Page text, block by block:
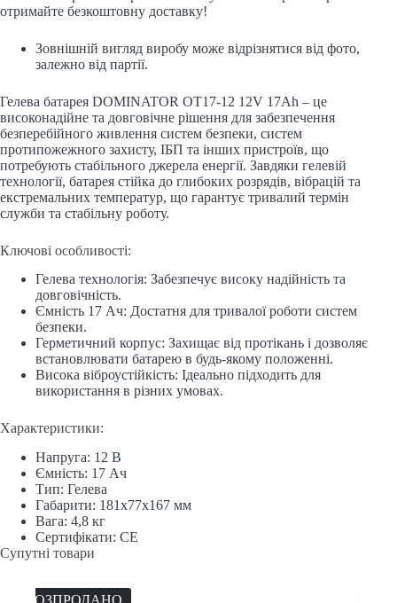
отримайте безкоштовну доставку!
Зовнішній вигляд виробу може відрізнятися від фото,
залежно від партії.
Гелева батарея DOMINATOR OT17-12 12V 17Ah – це
високонадійне та довговічне рішення для забезпечення
безперебійного живлення систем безпеки, систем
протипожежного захисту, ІБП та інших пристроїв, що
потребують стабільного джерела енергії. Завдяки гелевій
технології, батарея стійка до глибоких розрядів, вібрацій та
екстремальних температур, що гарантує тривалий термін
служби та стабільну роботу.
Ключові особливості:
Гелева технологія: Забезпечує високу надійність та
довговічність.
Ємність 17 Ач: Достатня для тривалої роботи систем
безпеки.
Герметичний корпус: Захищає від протікань і дозволяє
встановлювати батарею в будь-якому положенні.
Висока віброустійкість: Ідеально підходить для
використання в різних умовах.
Характеристики:
Напруга: 12 В
Ємність: 17 Ач
Тип: Гелева
Габарити: 181х77х167 мм
Вага: 4,8 кг
Сертифікати: CE
Супутні товари
РОЗПРОДАНО